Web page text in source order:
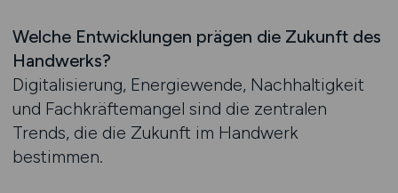
Welche Entwicklungen prägen die Zukunft des
Handwerks?
Digitalisierung, Energiewende, Nachhaltigkeit
und Fachkräftemangel sind die zentralen
Trends, die die Zukunft im Handwerk
bestimmen.